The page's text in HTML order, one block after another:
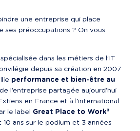
une entreprise qui place
ses préoccupations ? On vous
dans les métiers de l’IT
depuis sa création en 2007
performance et bien-être au
l’entreprise partagée aujourd’hui
en France et à l'international
le label Great Place to Work®
10 ans sur le podium et 3 années